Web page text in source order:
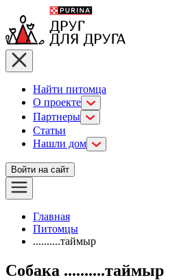
Найти питомца
О проекте
Партнеры
Статьи
Нашли дом
Войти на сайт
Главная
Питомцы
..........таймыр
Собака ..........таймыр